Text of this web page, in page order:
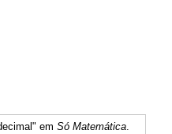
emSó Matemática.